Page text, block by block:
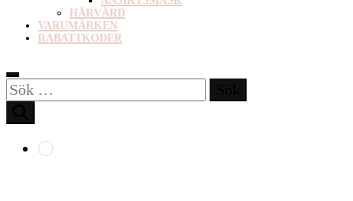
HÅRVÅRD
VARUMÄRKEN
RABATTKODER
Sök
efter: